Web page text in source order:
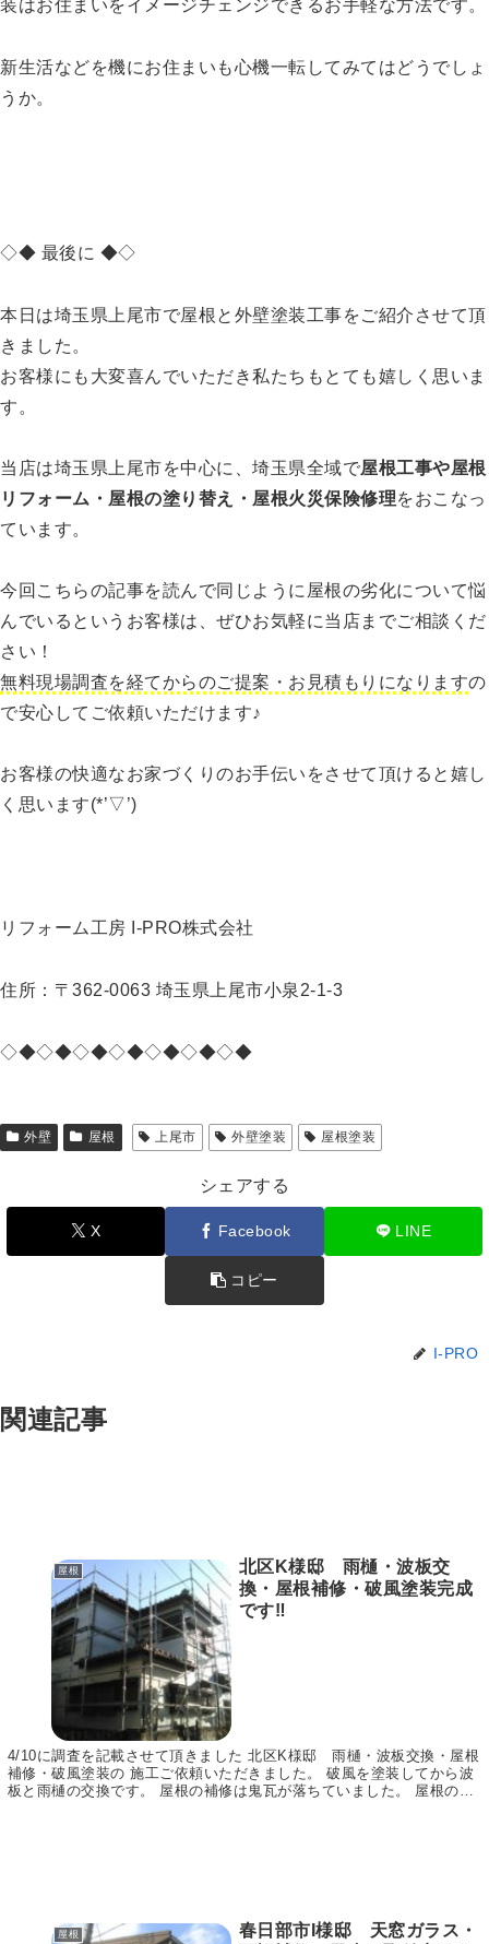
装はお住まいをイメージチェンジできるお手軽な方法です。
新生活などを機にお住まいも心機一転してみてはどうでしょ
うか。
◇◆ 最後に ◆◇
本日は埼玉県上尾市で屋根と外壁塗装工事をご紹介させて頂
きました。
お客様にも大変喜んでいただき私たちもとても嬉しく思いま
す。
当店は埼玉県上尾市を中心に、埼玉県全域で屋根工事や屋根
リフォーム・屋根の塗り替え・屋根火災保険修理をおこなっ
ています。
今回こちらの記事を読んで同じように屋根の劣化について悩
んでいるというお客様は、ぜひお気軽に当店までご相談くだ
さい！
無料現場調査を経てからのご提案・お見積もりになりますの
で安心してご依頼いただけます♪
お客様の快適なお家づくりのお手伝いをさせて頂けると嬉し
く思います(*’▽’)
リフォーム工房 I-PRO株式会社
住所：〒362-0063 埼玉県上尾市小泉2-1-3
◇◆◇◆◇◆◇◆◇◆◇◆◇◆
外壁 屋根 上尾市 外壁塗装 屋根塗装
シェアする
X Facebook LINE
コピー
I-PRO
関連記事
屋根
北区K様邸 雨樋・波板交
換・屋根補修・破風塗装完成
です‼
4/10に調査を記載させて頂きました 北区K様邸 雨樋・波板交換・屋根
補修・破風塗装の 施工ご依頼いただきました。 破風を塗装してから波
板と雨樋の交換です。 屋根の補修は鬼瓦が落ちていました。 屋根の補
屋根
春日部市I様邸 天窓ガラス・